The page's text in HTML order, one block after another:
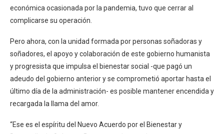
económica ocasionada por la pandemia, tuvo que cerrar al
complicarse su operación.
Pero ahora, con la unidad formada por personas soñadoras y
soñadores, el apoyo y colaboración de este gobierno humanista
y progresista que impulsa el bienestar social -que pagó un
adeudo del gobierno anterior y se comprometió aportar hasta el
último día de la administración- es posible mantener encendida y
recargada la llama del amor.
“Ese es el espíritu del Nuevo Acuerdo por el Bienestar y